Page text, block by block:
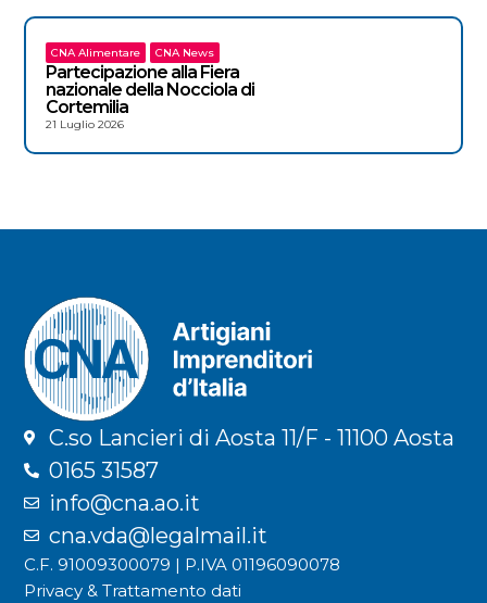
CNA Alimentare CNA News
Partecipazione alla Fiera
nazionale della Nocciola di
Cortemilia
21 Luglio 2026
C.so Lancieri di Aosta 11/F - 11100 Aosta
0165 31587
info@cna.ao.it
cna.vda@legalmail.it
C.F. 91009300079 | P.IVA 01196090078
Privacy & Trattamento dati